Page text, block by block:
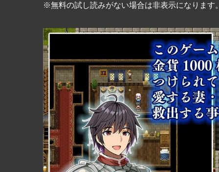
※無料の試し読みがない場合は非表示になりま